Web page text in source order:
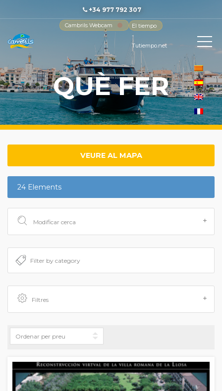
+34 977 792 307
Cambrils Webcam
El tiempo
-
Tutiempo.net
QUÈ FER
VEURE AL MAPA
24 Elements
Modificar cerca
Filtres